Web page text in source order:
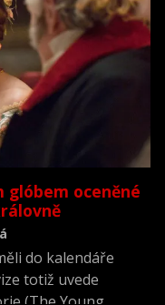
glóbem oceněné
do kalendáře
totiž uvede